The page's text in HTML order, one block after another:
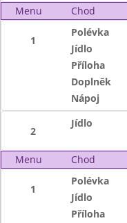
Menu
Chod
1
Polévka
Jídlo
Příloha
Doplněk
Nápoj
2
Jídlo
Menu Chod
1
Polévka
Jídlo
Příloha